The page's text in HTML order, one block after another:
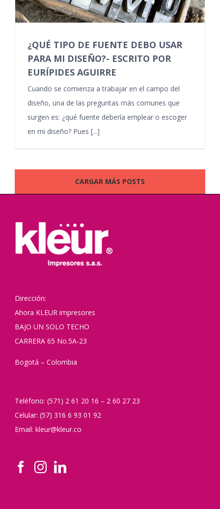
¿QUÉ TIPO DE FUENTE DEBO USAR
PARA MI DISEÑO?- ESCRITO POR
EURÍPIDES AGUIRRE
Cuando se comienza a trabajar en el campo del
diseño, una de las preguntas más comunes que
surgen es: ¿qué fuente debería emplear o escoger
en mi diseño? Pues [...]
CARGAR MÁS POSTS
Dirección:
Ahora KLEUR impresores
BAJO UN SOLO TECHO
CARRERA 65 No.5A-23
Bogotá – Colombia
Teléfono: (571) 2 61 20 16 – 2 60 27 23
Celular: (57) 316 6 93 01 92
Email: kleur@kleur.co